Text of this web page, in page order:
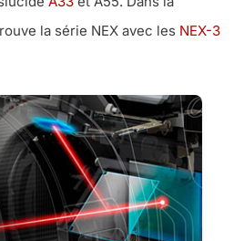
la série NEX avec les NEX-3